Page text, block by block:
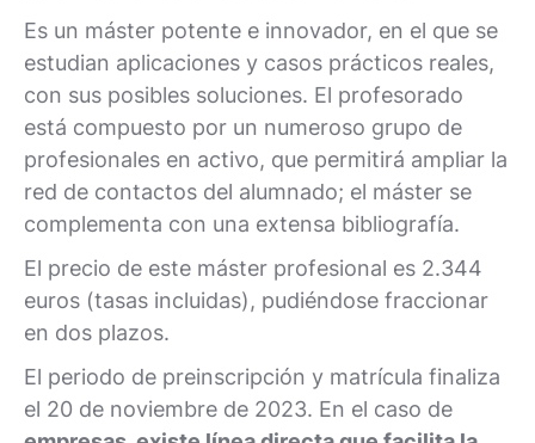
Es un máster potente e innovador, en el que se
estudian aplicaciones y casos prácticos reales,
con sus posibles soluciones. El profesorado
está compuesto por un numeroso grupo de
profesionales en activo, que permitirá ampliar la
red de contactos del alumnado; el máster se
complementa con una extensa bibliografía.
El precio de este máster profesional es 2.344
euros (tasas incluidas), pudiéndose fraccionar
en dos plazos.
El periodo de preinscripción y matrícula finaliza
el 20 de noviembre de 2023. En el caso de